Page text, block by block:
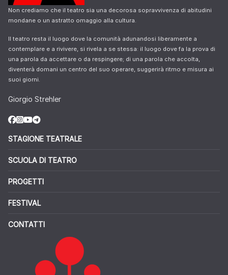
Non crediamo che il teatro sia una decorosa sopravvivenza di abitudini
mondane o un astratto omaggio alla cultura.
Il teatro resta il luogo dove la comunità adunandosi liberamente a
contemplare e a rivivere, si rivela a se stessa: il luogo dove fa la prova di
una parola da accettare o da respingere; di una parola che accolta,
diventerà domani un centro del suo operare, suggerirà ritmo e misura ai
suoi giorni.
Giorgio Strehler
STAGIONE TEATRALE
SCUOLA DI TEATRO
PROGETTI
FESTIVAL
CONTATTI